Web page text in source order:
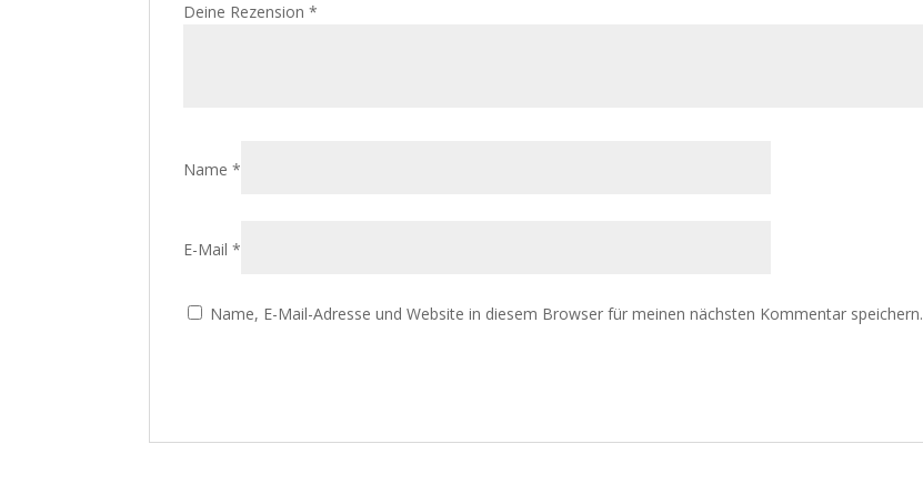
Deine Rezension*
Name*
E-Mail*
Name, E-Mail-Adresse und Website in diesem Browser für meinen nächsten Kommentar speichern.